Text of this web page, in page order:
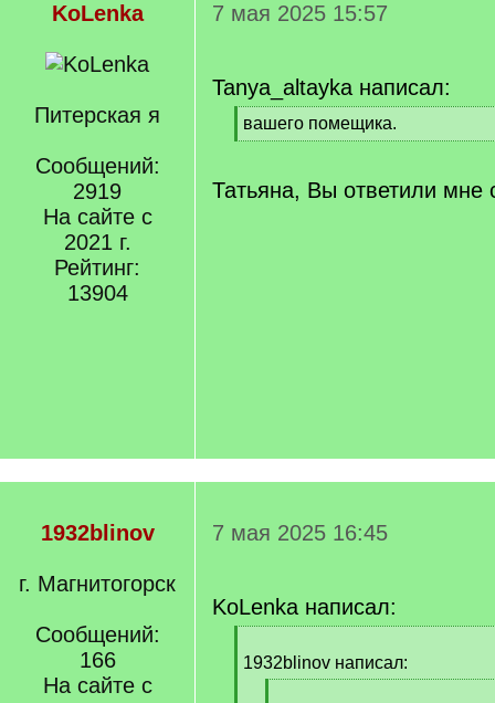
KoLenka
Питерская я
Сообщений:
2919
На сайте с
2021 г.
Рейтинг:
13904
7 мая 2025 15:57
Tanya_altayka написал:
[
q
вашего помещика.
[
q
Татьяна, Вы ответили мне
1932blinov
г. Магнитогорск
Сообщений:
166
На сайте с
7 мая 2025 16:45
KoLenka написал:
q
1932blinov написал: